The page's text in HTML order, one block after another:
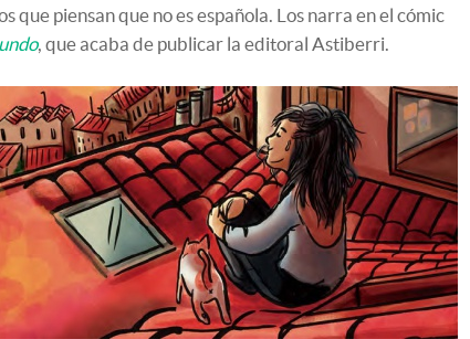
que piensan que no es española. Los narra en el cómic
, que acaba de publicar la editoral Astiberri.